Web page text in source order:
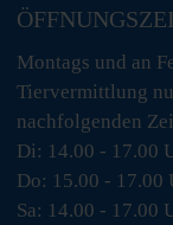
Montags und an
Tiervermittlung
nachfolgenden
Di: 14.00 - 17.00
Do: 15.00 - 17.00
Sa: 14.00 - 17.00